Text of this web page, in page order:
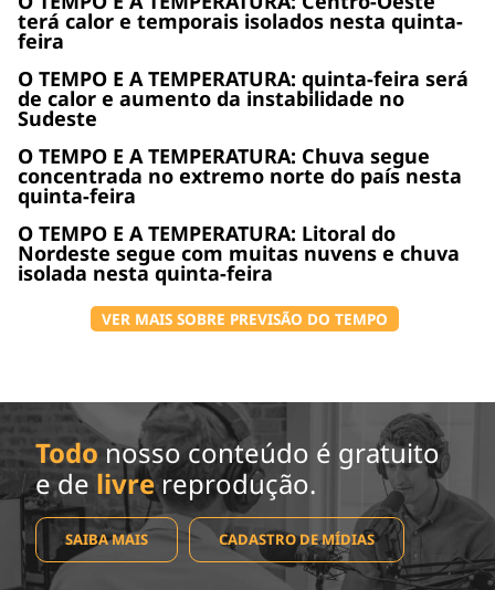
terá calor e temporais isolados nesta quinta-
feira
O TEMPO E A TEMPERATURA: quinta-feira será
de calor e aumento da instabilidade no
Sudeste
O TEMPO E A TEMPERATURA: Chuva segue
concentrada no extremo norte do país nesta
quinta-feira
O TEMPO E A TEMPERATURA: Litoral do
Nordeste segue com muitas nuvens e chuva
isolada nesta quinta-feira
VER MAIS SOBRE PREVISÃO DO TEMPO
Todo nosso conteúdo é gratuito
e de livrereprodução.
SAIBA MAIS CADASTRO DE MÍDIAS